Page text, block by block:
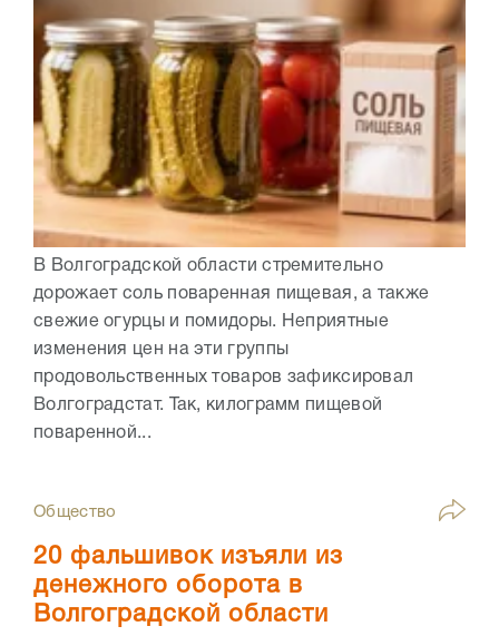
В Волгоградской области стремительно
дорожает соль поваренная пищевая, а также
свежие огурцы и помидоры. Неприятные
изменения цен на эти группы
продовольственных товаров зафиксировал
Волгоградстат. Так, килограмм пищевой
поваренной...
Общество
20 фальшивок изъяли из
денежного оборота в
Волгоградской области